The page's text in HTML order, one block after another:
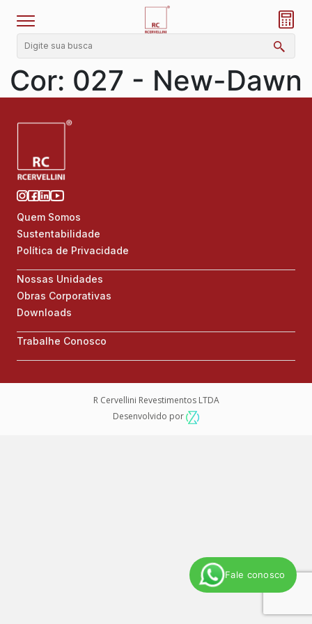
Fale conosco
Cor: 027 - New-Dawn
Quem Somos
Sustentabilidade
Política de Privacidade
Nossas Unidades
Obras Corporativas
Downloads
Trabalhe Conosco
R Cervellini Revestimentos LTDA
Desenvolvido por